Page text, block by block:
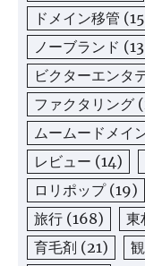
ドメイン移管
ノーブランド
ビクターエンタ
ファクタリング
ムームードメイ
レビュー (14)
ロリポップ(19)
旅行 (168) 東
育毛剤 (21)